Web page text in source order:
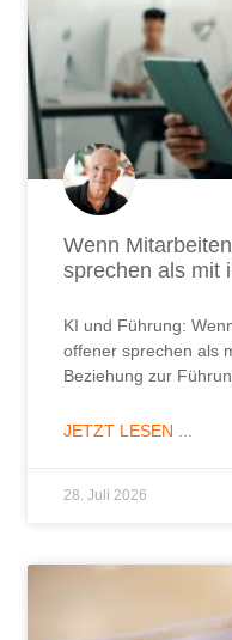
Wenn
sprechen als mit
KI und Führung:
offener sprechen als
Beziehung zur
JETZT LESEN ...
28. Juli 2026